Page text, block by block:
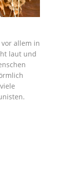
allem in
laut und